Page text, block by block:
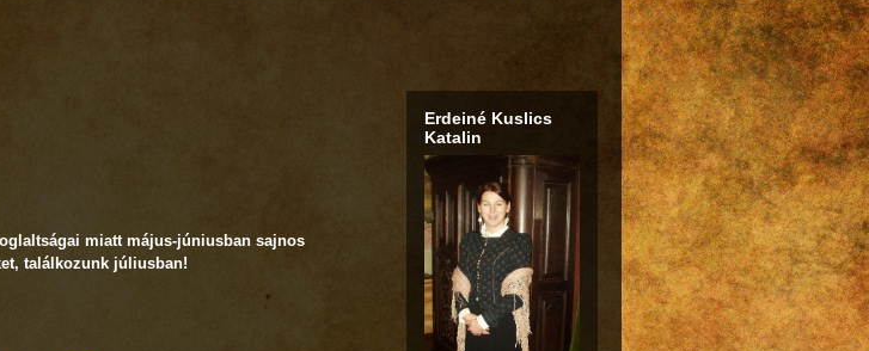
miatt május-júniusban sajnos
találkozunk júliusban!
Erdeiné Kuslics
Katalin